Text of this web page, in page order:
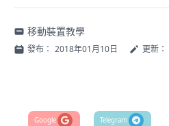
移動裝置教學
發布： 2018年01月10日 更新：